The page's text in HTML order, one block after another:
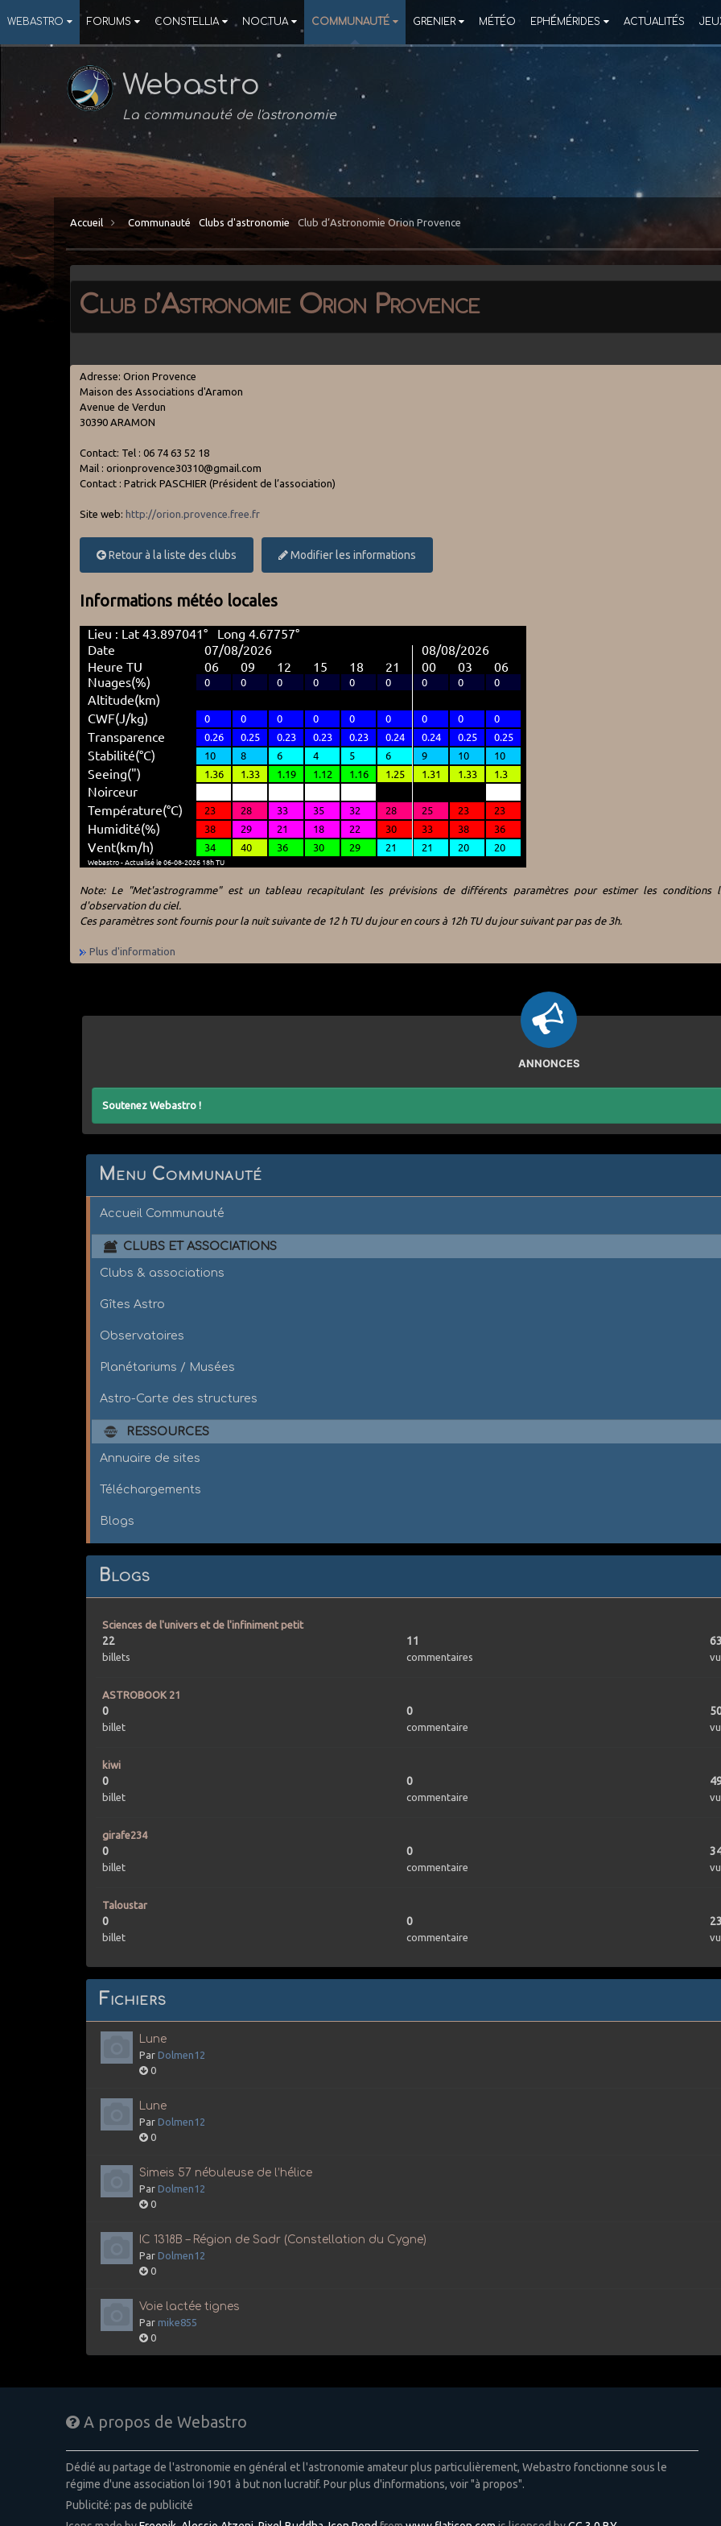
WEBASTRO FORUMS CONSTELLIA NOCTUA COMMUNAUTÉ GRENIER MÉTÉO EPHÉMÉRIDES ACTUALITÉS
Webastro
La communauté de l'astronomie
Accueil Communauté Clubs d'astronomie Club d’Astronomie Orion Provence
Club d’Astronomie Orion Provence
Adresse:Orion Provence
Maison des Associations d'Aramon
Avenue de Verdun
30390 ARAMON
Contact: Tel : 06 74 63 52 18
Mail : orionprovence30310@gmail.com
Contact : Patrick PASCHIER (Président de l’association)
Site web:http://orion.provence.free.fr
Retour à la liste des clubs Modifier les informations
Informations météo locales
Note: Le "Met'astrogramme" est un tableau recapitulant les prévisions de différents paramètres pour estimer les conditions
d'observation du ciel.
Ces paramètres sont fournis pour la nuit suivante de 12 h TU du jour en cours à 12h TU du jour suivant par pas de 3h.
Plus d'information
ANNONCES
Soutenez Webastro !
Menu Communauté
Accueil Communauté
CLUBS ET ASSOCIATIONS
Clubs & associations
Gîtes Astro
Observatoires
Planétariums / Musées
Astro-Carte des structures
RESSOURCES
Annuaire de sites
Téléchargements
Blogs
Blogs
Sciences de l'univers et de l'infiniment petit
22
billets
11
commentaires
ASTROBOOK 21
0
billet
0
commentaire
kiwi
0
billet
0
commentaire
girafe234
0
billet
0
commentaire
Taloustar
0
billet
0
commentaire
Fichiers
Lune
ParDolmen12
0
Lune
ParDolmen12
0
Simeis 57 nébuleuse de l’hélice
ParDolmen12
0
IC 1318B – Région de Sadr (Constellation du Cygne)
ParDolmen12
0
Voie lactée tignes
Parmike855
0
A propos de Webastro
Dédié au partage de l'astronomie en général et l'astronomie amateur plus particulièrement, Webastro fonctionne sous le
régime d'une association loi 1901 à but non lucratif. Pour plus d'informations, voir "à propos".
Publicité: pas de publicité